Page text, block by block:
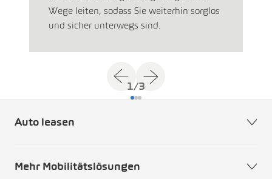
Wege leiten, sodass Sie weiterhin sorglos
und sicher unterwegs sind.
1/3
Auto leasen
Mehr Mobilitätslösungen